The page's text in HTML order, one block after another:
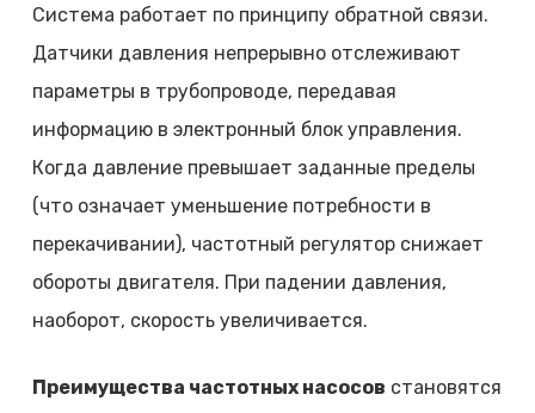
Система работает по принципу обратной связи.
Датчики давления непрерывно отслеживают
параметры в трубопроводе, передавая
информацию в электронный блок управления.
Когда давление превышает заданные пределы
(что означает уменьшение потребности в
перекачивании), частотный регулятор снижает
обороты двигателя. При падении давления,
наоборот, скорость увеличивается.
Преимущества частотных насосов становятся